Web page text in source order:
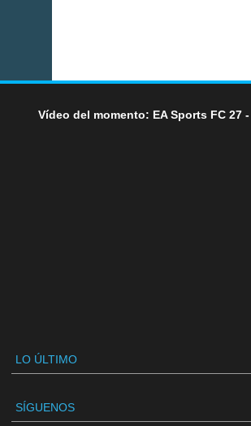
Vídeo del momento: EA Sports FC 27
LO ÚLTIMO
SÍGUENOS